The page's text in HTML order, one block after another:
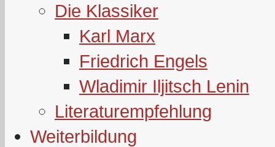
Die Klassiker
Karl Marx
Friedrich Engels
Wladimir Iljitsch Lenin
Literaturempfehlung
Weiterbildung